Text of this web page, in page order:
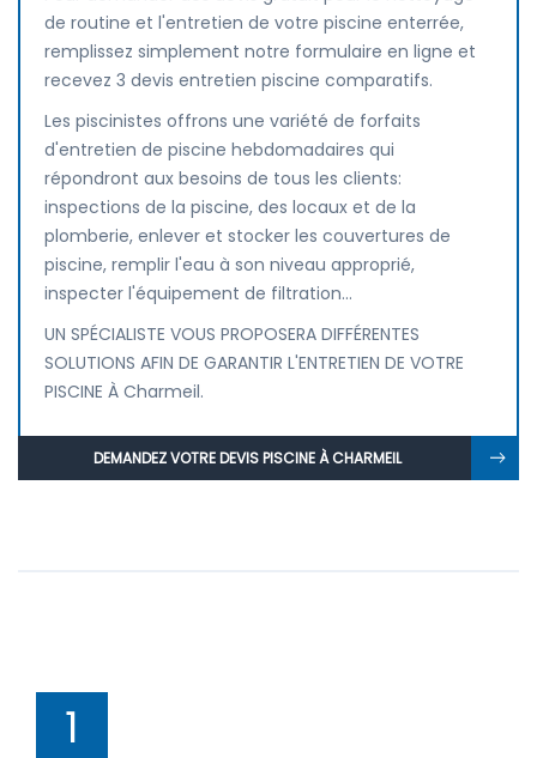
de routine et l'entretien de votre piscine enterrée,
remplissez simplement notre formulaire en ligne et
recevez 3 devis entretien piscine comparatifs.
Les piscinistes offrons une variété de forfaits
d'entretien de piscine hebdomadaires qui
répondront aux besoins de tous les clients:
inspections de la piscine, des locaux et de la
plomberie, enlever et stocker les couvertures de
piscine, remplir l'eau à son niveau approprié,
inspecter l'équipement de filtration...
UN SPÉCIALISTE VOUS PROPOSERA DIFFÉRENTES
SOLUTIONS AFIN DE GARANTIR L'ENTRETIEN DE VOTRE
PISCINE À Charmeil.
DEMANDEZ VOTRE DEVIS PISCINE À CHARMEIL
1